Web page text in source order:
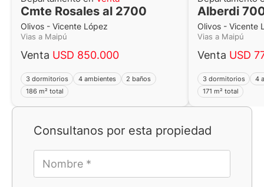
Consultanos por esta propiedad
Cmte Rosales al 2700
Olivos - Vicente López
Vias a Maipú
Venta USD 850.000
3 dormitorios 4 ambientes
2 baños
186 m² total
Alberdi
Olivos - Vicente
Vias a Maipú
Venta USD
3 dormitorios
4
171 m² total